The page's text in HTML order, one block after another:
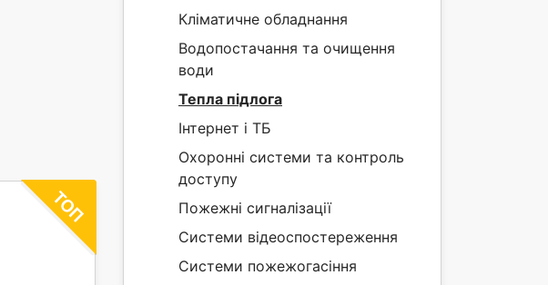
Кліматичне обладнання
Водопостачання та очищення
води
Тепла підлога
Інтернет і ТБ
Охоронні системи та контроль
доступу
Пожежні сигналізації
Системи відеоспостереження
Системи пожежогасіння